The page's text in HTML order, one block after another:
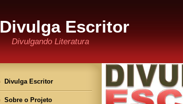
Divulga Escritor
Divulgando Literatura
Divulga Escritor
Sobre o Projeto